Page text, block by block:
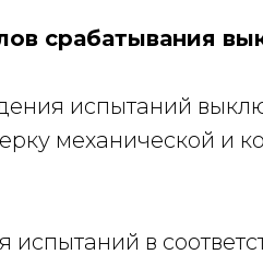
срабатывания
испытаний
механической и
в